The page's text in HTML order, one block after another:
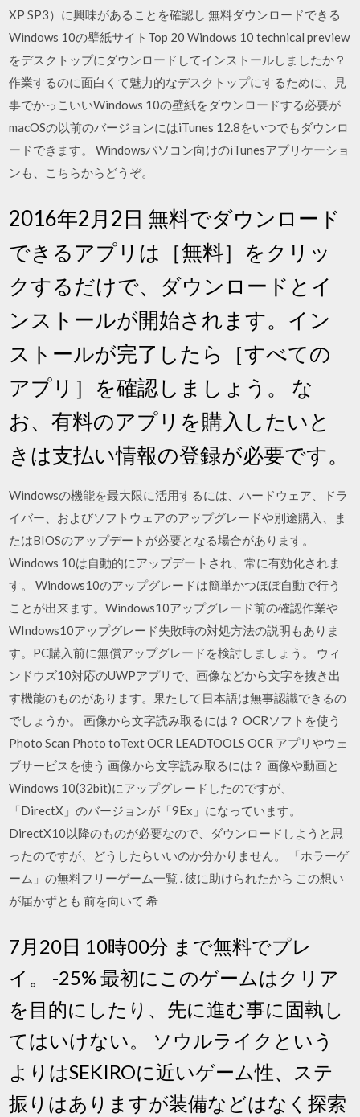
XP SP3）に興味があることを確認し 無料ダウンロードできる
Windows 10の壁紙サイトTop 20 Windows 10 technical preview
をデスクトップにダウンロードしてインストールしましたか？
作業するのに面白くて魅力的なデスクトップにするために、見
事でかっこいいWindows 10の壁紙をダウンロードする必要が
macOSの以前のバージョンにはiTunes 12.8をいつでもダウンロ
ードできます。 Windowsパソコン向けのiTunesアプリケーショ
ンも、こちらからどうぞ。
2016年2月2日 無料でダウンロード
できるアプリは［無料］をクリッ
クするだけで、ダウンロードとイ
ンストールが開始されます。イン
ストールが完了したら［すべての
アプリ］を確認しましょう。 な
お、有料のアプリを購入したいと
きは支払い情報の登録が必要です。
Windowsの機能を最大限に活用するには、ハードウェア、ドラ
イバー、およびソフトウェアのアップグレードや別途購入、ま
たはBIOSのアップデートが必要となる場合があります。
Windows 10は自動的にアップデートされ、常に有効化されま
す。 Windows10のアップグレードは簡単かつほぼ自動で行う
ことが出来ます。Windows10アップグレード前の確認作業や
WIndows10アップグレード失敗時の対処方法の説明もありま
す。PC購入前に無償アップグレードを検討しましょう。 ウィ
ンドウズ10対応のUWPアプリで、画像などから文字を抜き出
す機能のものがあります。果たして日本語は無事認識できるの
でしょうか。 画像から文字読み取るには？ OCRソフトを使う
Photo Scan Photo toText OCR LEADTOOLS OCR アプリやウェ
ブサービスを使う 画像から文字読み取るには？ 画像や動画と
Windows 10(32bit)にアップグレードしたのですが、
「DirectX」のバージョンが「9Ex」になっています。
DirectX10以降のものが必要なので、ダウンロードしようと思
ったのですが、どうしたらいいのか分かりません。 「ホラーゲ
ーム」の無料フリーゲーム一覧 . 彼に助けられたから この想い
が届かずとも 前を向いて 希
7月20日 10時00分 まで無料でプレ
イ。 -25% 最初にこのゲームはクリア
を目的にしたり、先に進む事に固執し
てはいけない。 ソウルライクという
よりはSEKIROに近いゲーム性、ステ
振りはありますが装備などはなく探索